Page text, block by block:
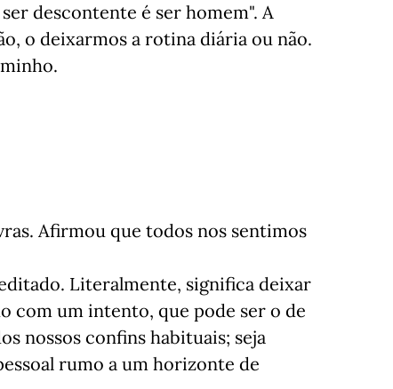
descontente é ser homem". A
o deixarmos a rotina diária ou não.
Afirmou que todos nos sentimos
Literalmente, significa deixar
com um intento, que pode ser o de
nossos confins habituais; seja
rumo a um horizonte de